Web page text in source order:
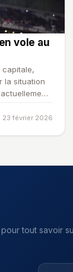
vole au
capitale,
la situation
23 février 2026
tout savoir